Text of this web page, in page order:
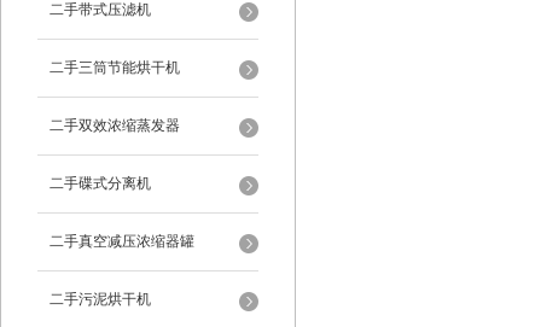
二手带式压滤机
二手三筒节能烘干机
二手双效浓缩蒸发器
二手碟式分离机
二手真空减压浓缩器罐
二手污泥烘干机